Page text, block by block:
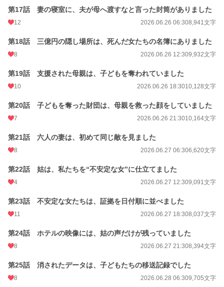
週間ポイント 2,298 pt (4,272 位)
月間ポイント
年間ポイント 437,581 pt (1,216 位)
累計ポイント
第17話 妻の寝室に、夫が母へ渡すなと言った封筒がありました
12 2026.06.26 06:308,941文字
第18話 三億円の隠し場所は、死んだ女たちの名簿にありました
8 2026.06.26 12:309,932文字
第19話 支援された母親は、子どもを奪われていました
10 2026.06.26 18:3010,128文字
第20話 子どもを奪った財団は、母親を救った顔をしていました
7 2026.06.26 21:3010,164文字
第21話 六人の妻は、初めて同じ敵を見ました
8 2026.06.27 06:306,620文字
第22話 姑は、私たちを“不安定な女”に仕立てました
4 2026.06.27 12:309,091文字
第23話 不安定な女たちは、証拠を日付順に並べました
11 2026.06.27 18:308,037文字
第24話 ホテルの映像には、姑の声だけが残っていました
8 2026.06.27 21:308,394文字
第25話 消されたデータは、子どもたちの移送記録でした
8 2026.06.28 06:309,705文字